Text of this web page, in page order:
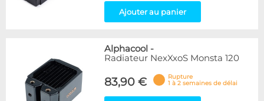
Ajouter au panier
Alphacool -
Radiateur NexXxoS Monsta 120
83,90 €
Rupture
1 à 2 semaines de délai